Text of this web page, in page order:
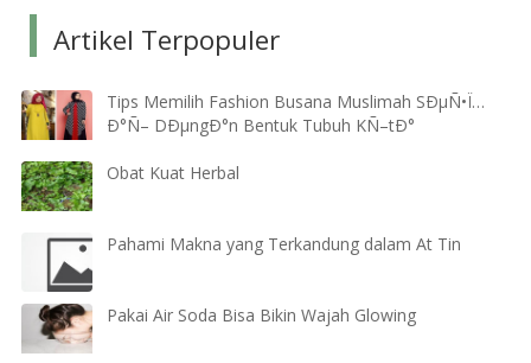
Artikel Terpopuler
Tips Memilih Fashion Busana Muslimah SÐµÑ•Ï…
Ð°Ñ– DÐµngÐ°n Bentuk Tubuh KÑ–tÐ°
Obat Kuat Herbal
Pahami Makna yang Terkandung dalam At Tin
Pakai Air Soda Bisa Bikin Wajah Glowing